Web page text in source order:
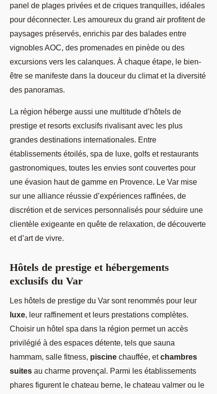
panel de plages privées et de criques tranquilles, idéales
pour déconnecter. Les amoureux du grand air profitent de
paysages préservés, enrichis par des balades entre
vignobles AOC, des promenades en pinède ou des
excursions vers les calanques. À chaque étape, le bien-
être se manifeste dans la douceur du climat et la diversité
des panoramas.
La région héberge aussi une multitude d’hôtels de
prestige et resorts exclusifs rivalisant avec les plus
grandes destinations internationales. Entre
établissements étoilés, spa de luxe, golfs et restaurants
gastronomiques, toutes les envies sont couvertes pour
une évasion haut de gamme en Provence. Le Var mise
sur une alliance réussie d’expériences raffinées, de
discrétion et de services personnalisés pour séduire une
clientèle exigeante en quête de relaxation, de découverte
et d’art de vivre.
Hôtels de prestige et hébergements
exclusifs du Var
Les hôtels de prestige du Var sont renommés pour leur
luxe, leur raffinement et leurs prestations complètes.
Choisir un hôtel spa dans la région permet un accès
privilégié à des espaces détente, tels que sauna
hammam, salle fitness, piscine chauffée, etchambres
suites au charme provençal. Parmi les établissements
phares figurent le chateau berne, le chateau valmer ou le